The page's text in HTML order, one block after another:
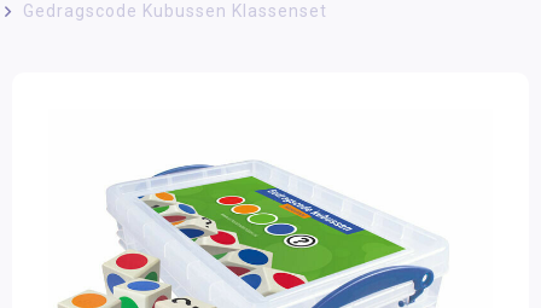
Gedragscode Kubussen Klassenset